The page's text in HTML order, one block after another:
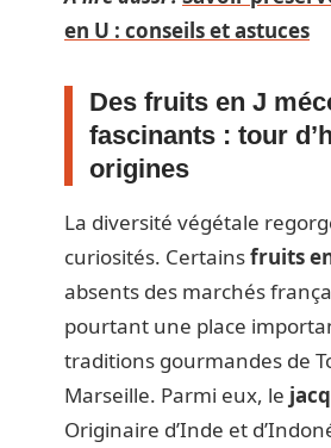
en U : conseils et astuces
Des fruits en J
fascinants : tour
origines
La diversité végétale
curiosités. Certainsfruits
absents des marchés
pourtant une place
traditions gourmandes de
Marseille. Parmi eux, le
Originaire d’Inde et